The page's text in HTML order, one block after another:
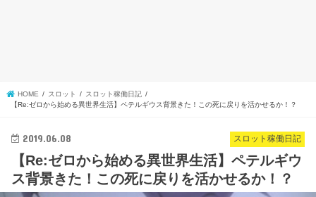
HOME スロット
スロット稼働日記
【Re:ゼロから始める異世界生活】ペテルギウス背景きた！この死に戻りを活かせるか！？
スロット稼働日記
2019.06.08
【Re:ゼロから始める異世界生活】ペテルギウ
ス背景きた！この死に戻りを活かせるか！？